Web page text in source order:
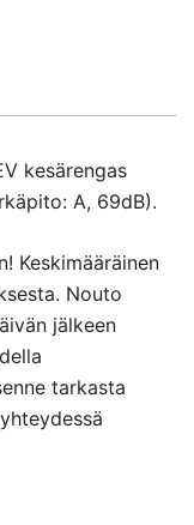
kesärengas
A, 69dB).
Keskimääräinen
Nouto
jälkeen
tarkasta